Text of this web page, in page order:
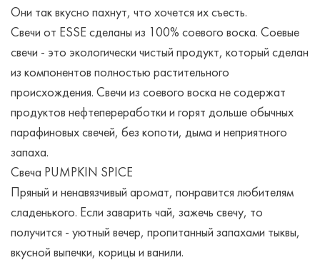
Они так вкусно пахнут, что хочется их съесть.
Свечи от ESSE сделаны из 100% соевого воска. Соевые
свечи - это экологически чистый продукт, который сделан
из компонентов полностью растительного
происхождения. Свечи из соевого воска не содержат
продуктов нефтепереработки и горят дольше обычных
парафиновых свечей, без копоти, дыма и неприятного
запаха.
Свеча PUMPKIN SPICE
Пряный и ненавязчивый аромат, понравится любителям
сладенького. Если заварить чай, зажечь свечу, то
получится - уютный вечер, пропитанный запахами тыквы,
вкусной выпечки, корицы и ванили.